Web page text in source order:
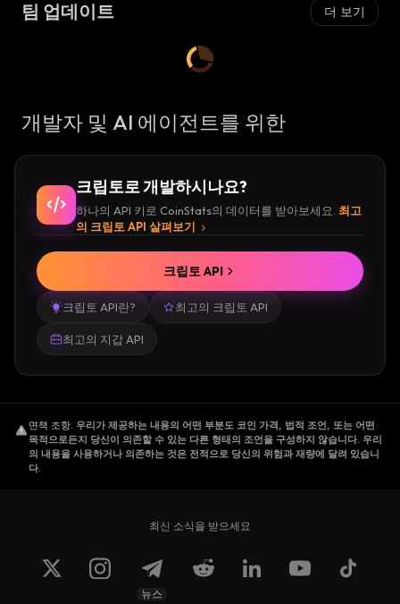
팀 업데이트 더 보기
개발자 및 AI 에이전트를 위한
크립토로 개발하시나요?
하나의 API 키로 CoinStats의 데이터를 받아보세요. 최고
의 크립토 API 살펴보기
크립토 API란? 최고의 크립토 API
최고의 지갑 API
크립토 API
면책 조항. 우리가 제공하는 내용의 어떤 부분도 코인 가격, 법적 조언, 또는 어떤
목적으로든지 당신이 의존할 수 있는 다른 형태의 조언을 구성하지 않습니다. 우리
의 내용을 사용하거나 의존하는 것은 전적으로 당신의 위험과 재량에 달려 있습니
다.
최신 소식을 받으세요
뉴스